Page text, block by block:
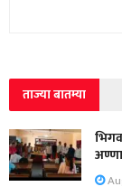
ताज्या बातम्या